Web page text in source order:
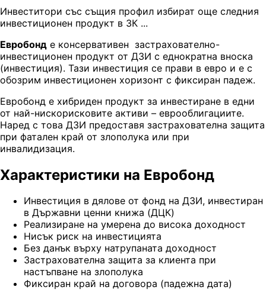
Инвеститори със същия профил избират още следния
инвестиционен продукт в ЗК ...
Евробонд е консервативен застрахователно-
инвестиционен продукт от ДЗИ с еднократна вноска
(инвестиция). Тази инвестиция се прави в евро и е с
обозрим инвестиционен хоризонт с фиксиран падеж.
Евробонд е хибриден продукт за инвестиране в едни
от най-нискорисковите активи – еврооблигациите.
Наред с това ДЗИ предоставя застрахователна защита
при фатален край от злополука или при
инвалидизация.
Характеристики на Евробонд
Инвестиция в дялове от фонд на ДЗИ, инвестиран
в Държавни ценни книжа (ДЦК)
Реализиране на умерена до висока доходност
Нисък риск на инвестицията
Без данък върху натрупаната доходност
Застрахователна защита за клиента при
настъпване на злополука
Фиксиран край на договора (падежна дата)